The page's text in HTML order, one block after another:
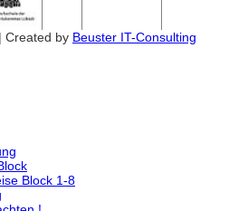
Created by Beuster IT-Consulting
Block 1-8